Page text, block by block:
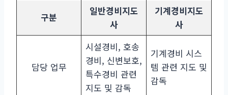
구분
일반경비지도
사
기계경비지도
사
담당 업무
시설경비, 호송
경비, 신변보호,
특수경비 관련
지도 및 감독
기계경비 시스
템 관련 지도 및
감독